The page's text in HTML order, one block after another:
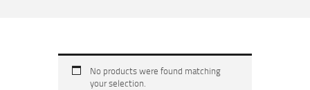
CONTACTO
No products were found matching
your selection.